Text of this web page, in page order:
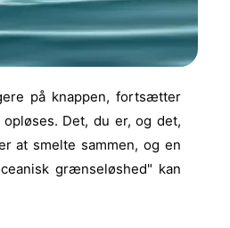
på knappen, fortsætter
Det, du er, og det,
at smelte sammen, og en
grænseløshed" kan